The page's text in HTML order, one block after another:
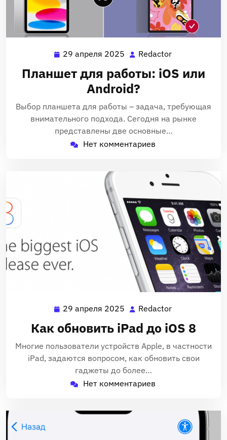
29 апреля 2025 29
апреля
2025
Redactor
Планшет для работы: iOS или
Android?
Выбор планшета для работы – задача, требующая
внимательного подхода. Сегодня на рынке
представлены две основные…
Нет комментариев
29 апреля 2025 29
апреля
2025
Redactor
Как обновить iPad до iOS 8
Многие пользователи устройств Apple‚ в частности
iPad‚ задаются вопросом‚ как обновить свои
гаджеты до более…
Нет комментариев